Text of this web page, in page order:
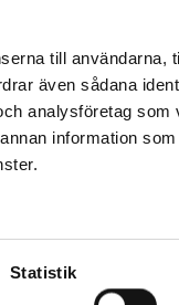
till användarna,
även sådana
analysföretag som
information
Statistik